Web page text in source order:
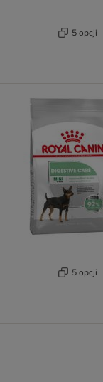
5 opcji
5 opcji